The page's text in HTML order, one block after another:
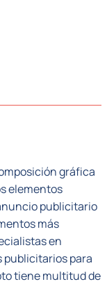
gráfica
elementos
publicitario
más
en
publicitarios para
tiene multitud de